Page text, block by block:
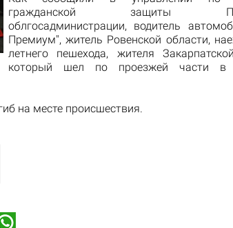
гражданской защиты
облгосадминистрации, водитель
Премиум", житель Ровенской области,
летнего пешехода, жителя Закарпатской
который шел
по проезжей части в
на месте происшествия.